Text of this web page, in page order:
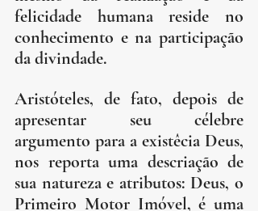
felicidade humana reside no
conhecimento e na participação
da divindade.
Aristóteles, de fato, depois de
apresentar seu célebre
argumento para a existêcia Deus,
nos reporta uma descriação de
sua natureza e atributos: Deus, o
Primeiro Motor Imóvel, é uma